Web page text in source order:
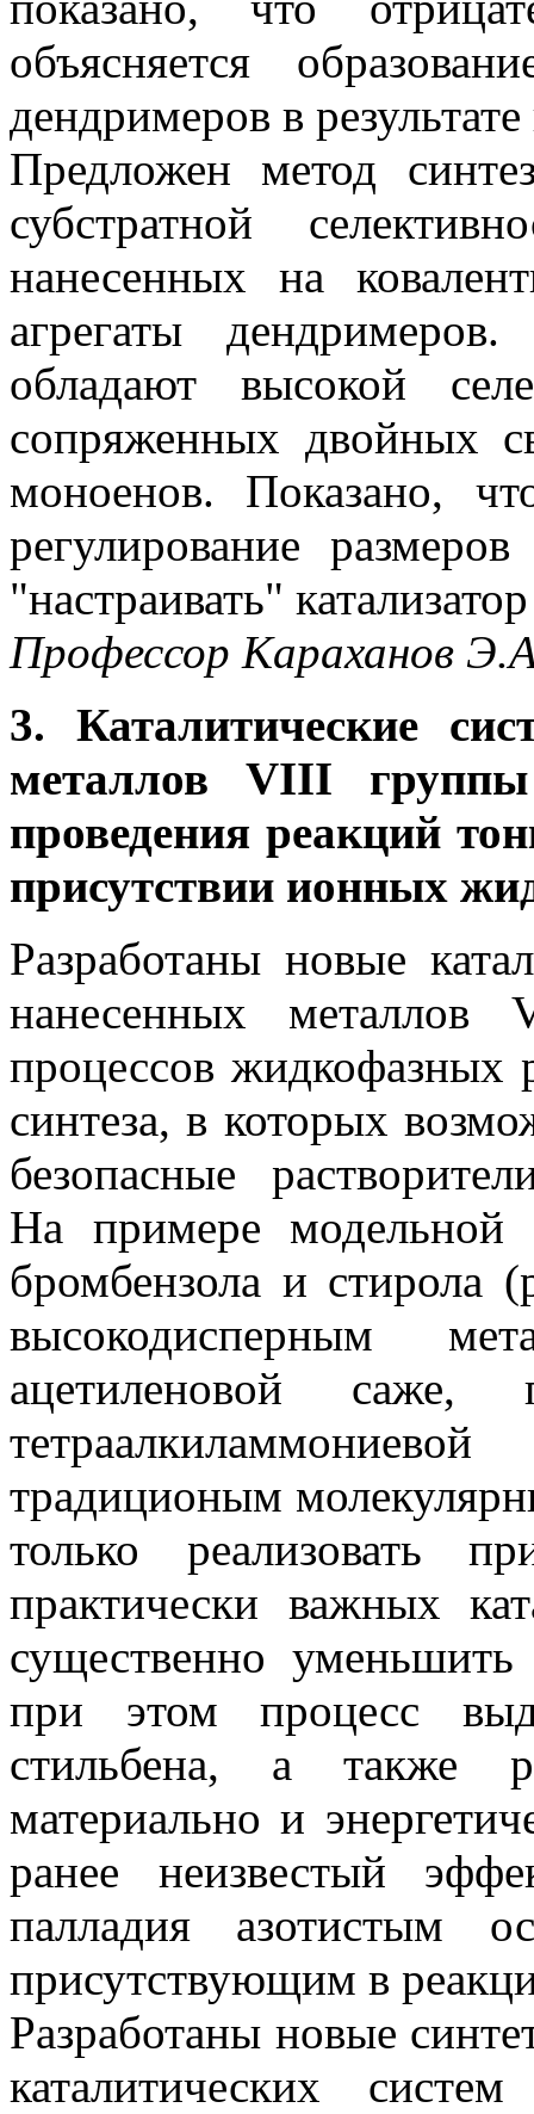
объясняется
дендримеров в
Предложен метод
субстратной
нанесенных на
агрегаты
обладают высокой
сопряженных двойных
моноенов. Показано,
регулирование
"настраивать"
Профессор Караханов
3. Каталитические
металлов VIII
проведения реакций
присутствии ионных
Разработаны новые
нанесенных
процессов жидкофазных
синтеза, в которых
безопасные
На примере модельной
бромбензола и стирола
высокодисперным
ацетиленовой саже,
традиционым
только реализовать
практически важных
существенно уменьшить
при этом процесс
стильбена, а также
материально и
ранее неизвестый
палладия азотистым
присутствующим в
Разработаны новые
каталитических